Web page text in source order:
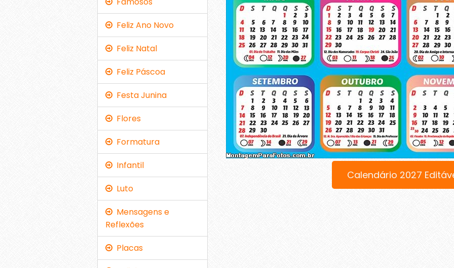
Calendário 2027
Feliz Ano Novo
Feliz Natal
Feliz Páscoa
Festa Junina
Flores
Formatura
Infantil
Luto
Mensagens e
Reflexões
Placas